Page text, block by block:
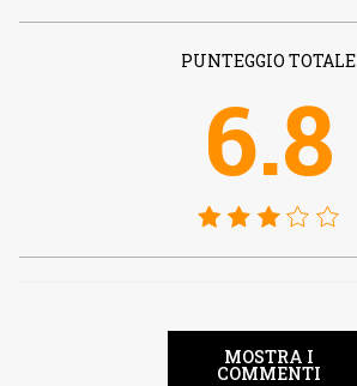
PUNTEGGIO TOTALE
6.8
MOSTRA I
COMMENTI